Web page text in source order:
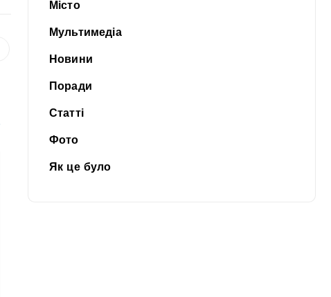
Місто
Мультимедіа
Новини
Поради
Статті
Фото
Як це було